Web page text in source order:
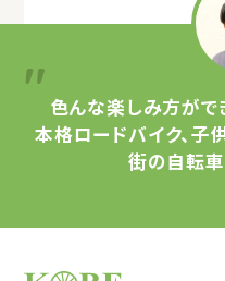
色んな楽しみ方がで
本格ロードバイク、子
街の自転車